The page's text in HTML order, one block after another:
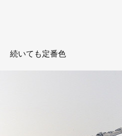
続いても定番色